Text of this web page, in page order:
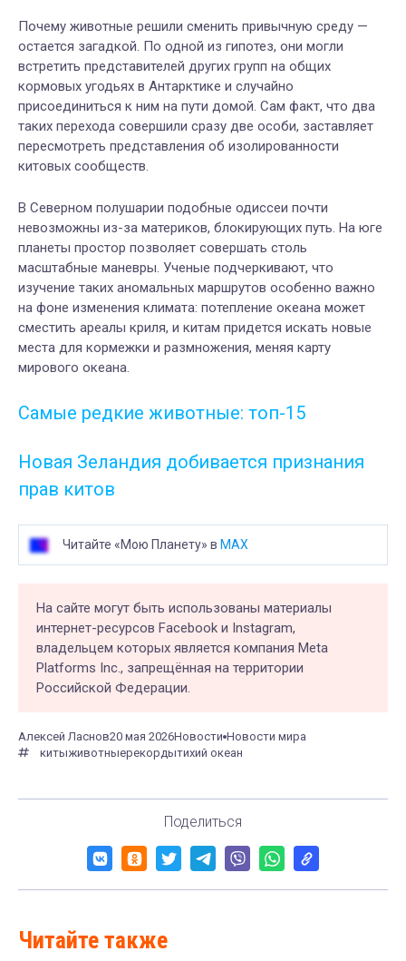
Почему животные решили сменить привычную среду —
остается загадкой. По одной из гипотез, они могли
встретить представителей других групп на общих
кормовых угодьях в Антарктике и случайно
присоединиться к ним на пути домой. Сам факт, что два
таких перехода совершили сразу две особи, заставляет
пересмотреть представления об изолированности
китовых сообществ.
В Северном полушарии подобные одиссеи почти
невозможны из-за материков, блокирующих путь. На юге
планеты простор позволяет совершать столь
масштабные маневры. Ученые подчеркивают, что
изучение таких аномальных маршрутов особенно важно
на фоне изменения климата: потепление океана может
сместить ареалы криля, и китам придется искать новые
места для кормежки и размножения, меняя карту
мирового океана.
Самые редкие животные: топ-15
Новая Зеландия добивается признания
прав китов
Читайте «Мою Планету» в MAX
На сайте могут быть использованы материалы
интернет-ресурсов Facebook и Instagram,
владельцем которых является компания Meta
Platforms Inc., запрещённая на территории
Российской Федерации.
Алексей Ласнов20 мая 2026Новости Новости мира
китыживотныерекордытихий океан
Поделиться
Читайте также